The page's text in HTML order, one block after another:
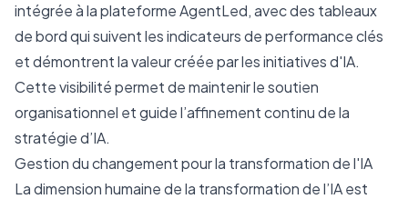
intégrée à la plateforme AgentLed, avec des tableaux
de bord qui suivent les indicateurs de performance clés
et démontrent la valeur créée par les initiatives d'IA.
Cette visibilité permet de maintenir le soutien
organisationnel et guide l’affinement continu de la
stratégie d’IA.
Gestion du changement pour la transformation de l'IA
La dimension humaine de la transformation de l’IA est